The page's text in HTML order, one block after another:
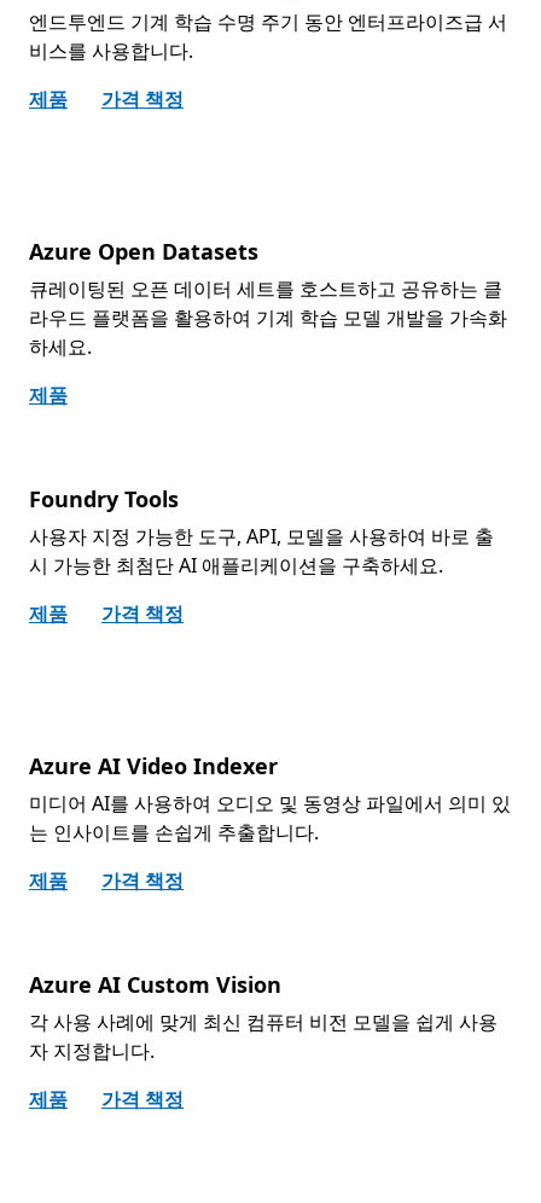
엔드투엔드 기계 학습 수명 주기 동안 엔터프라이즈급 서
비스를 사용합니다.
제품
가격 책정
Azure Open Datasets
큐레이팅된 오픈 데이터 세트를 호스트하고 공유하는 클
라우드 플랫폼을 활용하여 기계 학습 모델 개발을 가속화
하세요.
제품
Foundry Tools
사용자 지정 가능한 도구, API, 모델을 사용하여 바로 출
시 가능한 최첨단 AI 애플리케이션을 구축하세요.
제품
가격 책정
Azure AI Video Indexer
미디어 AI를 사용하여 오디오 및 동영상 파일에서 의미 있
는 인사이트를 손쉽게 추출합니다.
제품
가격 책정
Azure AI Custom Vision
각 사용 사례에 맞게 최신 컴퓨터 비전 모델을 쉽게 사용
자 지정합니다.
제품
가격 책정